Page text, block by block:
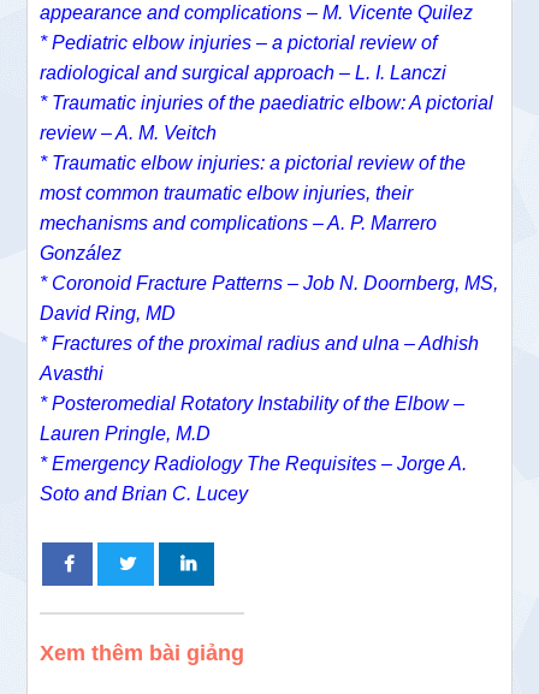
appearance and complications – M. Vicente Quilez
* Pediatric elbow injuries – a pictorial review of
radiological and surgical approach – L. I. Lanczi
* Traumatic injuries of the paediatric elbow: A pictorial
review – A. M. Veitch
* Traumatic elbow injuries: a pictorial review of the
most common traumatic elbow injuries, their
mechanisms and complications – A. P. Marrero
González
* Coronoid Fracture Patterns – Job N. Doornberg, MS,
David Ring, MD
* Fractures of the proximal radius and ulna – Adhish
Avasthi
* Posteromedial Rotatory Instability of the Elbow –
Lauren Pringle, M.D
* Emergency Radiology The Requisites – Jorge A.
Soto and Brian C. Lucey
Xem thêm bài giảng